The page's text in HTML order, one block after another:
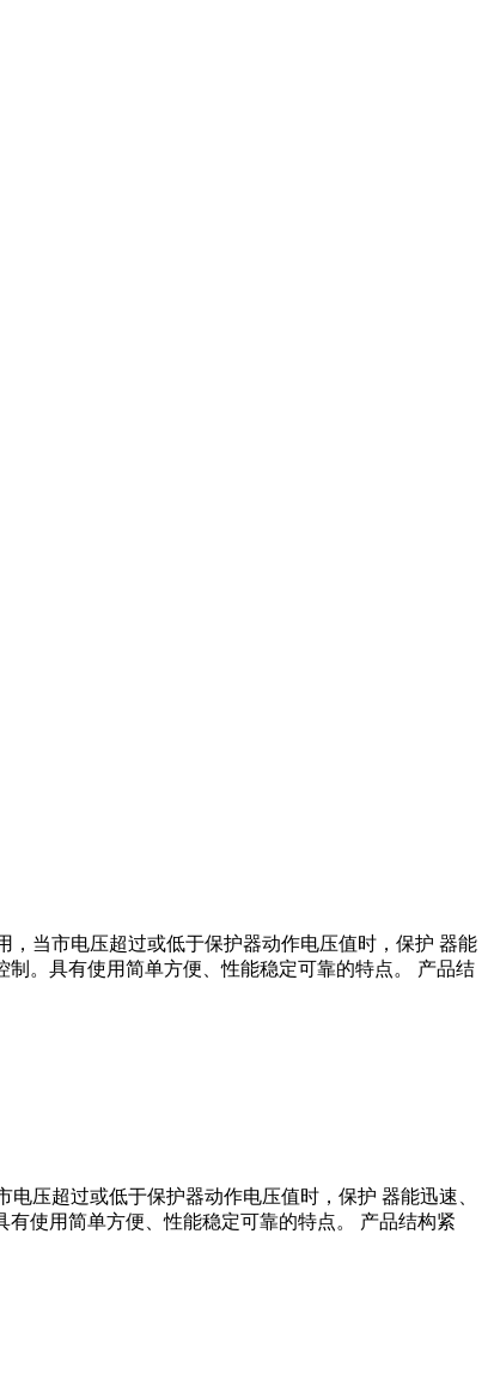
当市电压超过或低于保护器动作电压值时，保护 器能
。具有使⽤简单⽅便、性能稳定可靠的特点。 产品结
压超过或低于保护器动作电压值时，保护 器能迅速、
使⽤简单⽅便、性能稳定可靠的特点。 产品结构紧